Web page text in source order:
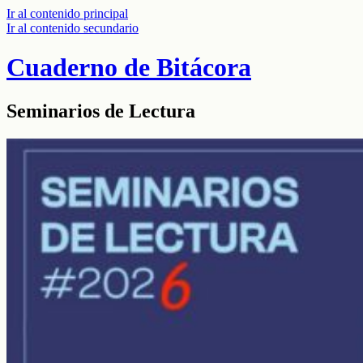
Ir al contenido principal
Ir al contenido secundario
Cuaderno de Bitácora
Seminarios de Lectura